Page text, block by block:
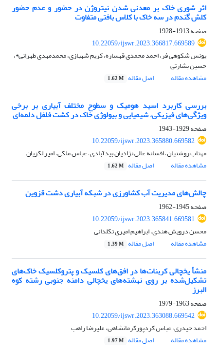
اثر شوری خاک بر معدنی شدن نیتروژن در حضور و عدم حضور
کلش گندم در سه خاک با کلاس بافتی متفاوت
صفحه1913-1928
10.22059/ijswr.2023.366817.669589
یونس شکوهی فر، احمد محمدی قهساره، کریم شهبازی، محمدمهدی طهرانی*،
حسین بشارتی
مشاهده مقاله
اصل مقاله 1.62 M
بررسی کاربرد اسید هومیک و سطوح مختلف آبیاری بر برخی
ویژگی‌های فیزیکی، شیمیایی و بیولوژی خاک در کشت فلفل دلمه‌ای
صفحه1929-1943
10.22059/ijswr.2023.365880.669582
مهتاب روشنیان، افسانه عالی نژادیان بیدآبادی، عباس ملکی، امیر لکزیان
مشاهده مقاله
اصل مقاله 1.62 M
چالش‌های مدیریت آب کشاورزی در شبکه آبیاری دشت قزوین
صفحه1945-1962
10.22059/ijswr.2023.365841.669581
محسن درویش هندی، ابراهیم امیری تکلدانی
مشاهده مقاله
اصل مقاله 1.39 M
منشأ یخچالی کربنات‌ها در افق‌های کلسیک و پتروکلسیک خاک‌های
تشکیل‌شده بر روی نهشته‌های یخچالی دامنه جنوبی رشته کوه
البرز
صفحه1963-1979
10.22059/ijswr.2023.363088.669542
احمد حیدری، عباس کردپورکرمانشاهی، علیرضا راهب
مشاهده مقاله
اصل مقاله 1.97 M